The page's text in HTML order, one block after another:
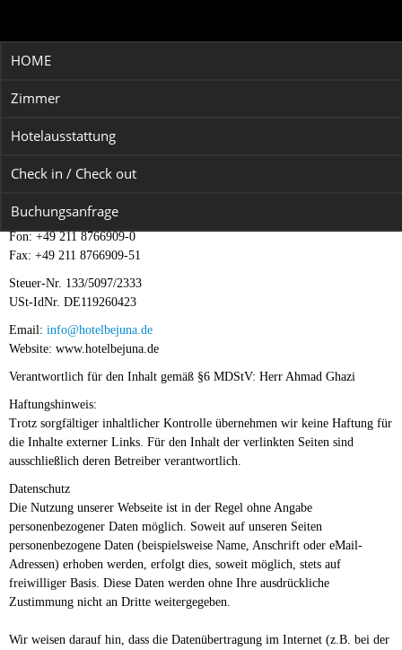
HOME
Zimmer
Hotelausstattung
Check in / Check out
Buchungsanfrage
Impressum
HOTEL BEJUNA
40210 Düsseldorf
Fon: +49 211 8766909-0
Fax: +49 211 8766909-51
Steuer-Nr. 133/5097/2333
USt-IdNr. DE119260423
Email: info@hotelbejuna.de
Website: www.hotelbejuna.de
Verantwortlich für den Inhalt gemäß §6 MDStV: Herr Ahmad Ghazi
Haftungshinweis:
Trotz sorgfältiger inhaltlicher Kontrolle übernehmen wir keine Haftung für
die Inhalte externer Links. Für den Inhalt der verlinkten Seiten sind
ausschließlich deren Betreiber verantwortlich.
Datenschutz
Die Nutzung unserer Webseite ist in der Regel ohne Angabe
personenbezogener Daten möglich. Soweit auf unseren Seiten
personenbezogene Daten (beispielsweise Name, Anschrift oder eMail-
Adressen) erhoben werden, erfolgt dies, soweit möglich, stets auf
freiwilliger Basis. Diese Daten werden ohne Ihre ausdrückliche
Zustimmung nicht an Dritte weitergegeben.
Wir weisen darauf hin, dass die Datenübertragung im Internet (z.B. bei der